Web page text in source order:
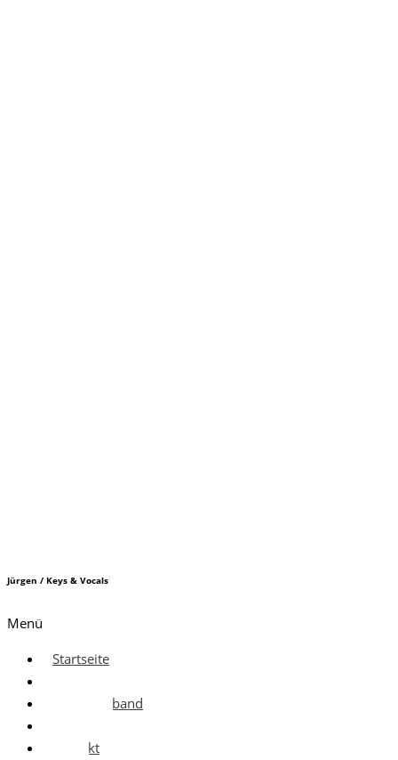
Jürgen / Keys & Vocals
Menü
Startseite
Hochzeitsband
Kontakt